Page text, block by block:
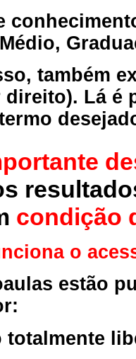
também
Lá é
condição
o
estão
totalmente